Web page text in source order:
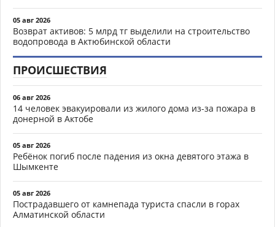
05 авг 2026
Возврат активов: 5 млрд тг выделили на строительство
водопровода в Актюбинской области
ПРОИСШЕСТВИЯ
06 авг 2026
14 человек эвакуировали из жилого дома из-за пожара в
донерной в Актобе
05 авг 2026
Ребёнок погиб после падения из окна девятого этажа в
Шымкенте
05 авг 2026
Пострадавшего от камнепада туриста спасли в горах
Алматинской области